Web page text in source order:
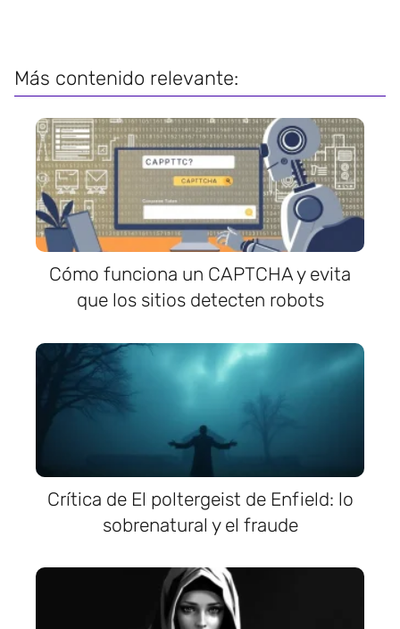
Más contenido relevante:
Cómo funciona un CAPTCHA y evita
que los sitios detecten robots
Crítica de El poltergeist de Enfield: lo
sobrenatural y el fraude